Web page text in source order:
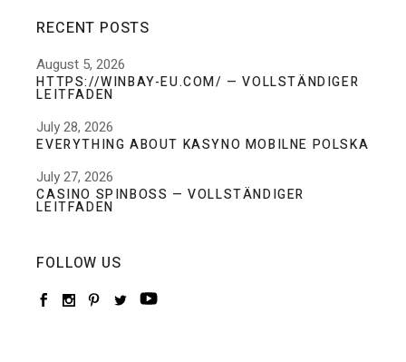
RECENT POSTS
HTTPS://WINBAY-EU.COM/ — VOLLSTÄNDIGER
LEITFADEN
August 5, 2026
EVERYTHING ABOUT KASYNO MOBILNE POLSKA
July 28, 2026
CASINO SPINBOSS — VOLLSTÄNDIGER
LEITFADEN
July 27, 2026
FOLLOW US